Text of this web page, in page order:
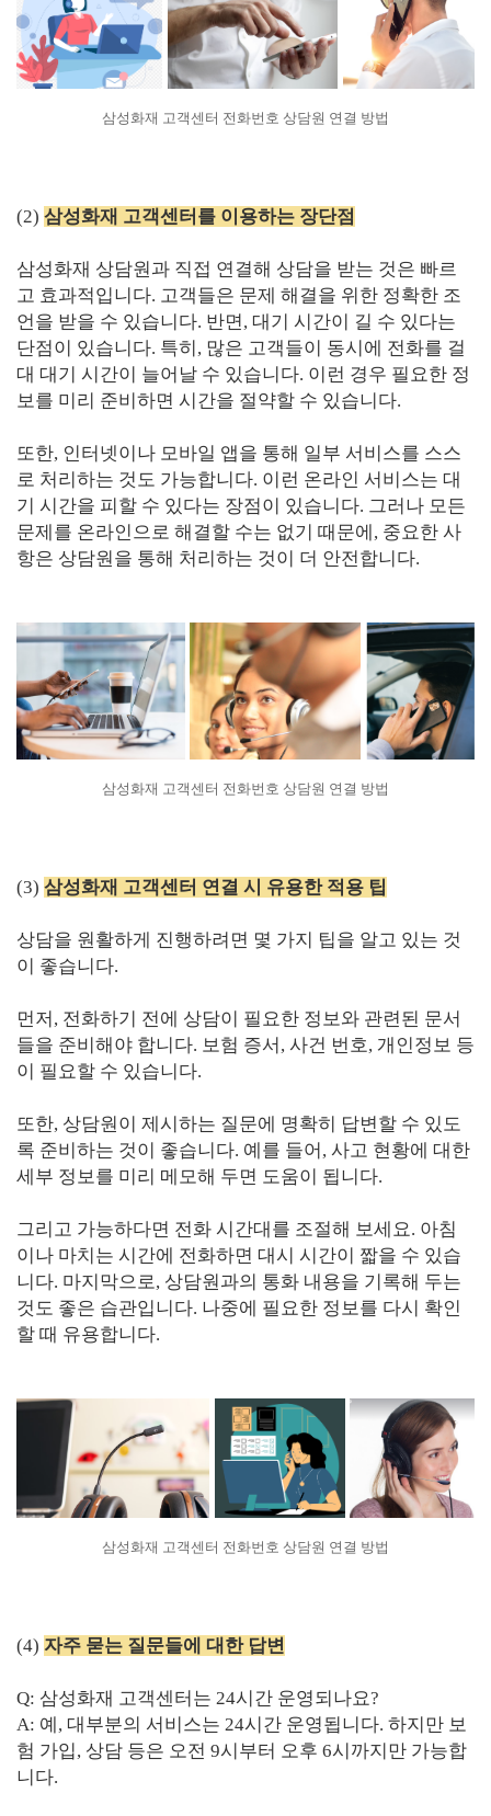
삼성화재 고객센터 전화번호 상담원 연결 방법
(2) 삼성화재 고객센터를 이용하는 장단점
삼성화재 상담원과 직접 연결해 상담을 받는 것은 빠르
고 효과적입니다. 고객들은 문제 해결을 위한 정확한 조
언을 받을 수 있습니다. 반면, 대기 시간이 길 수 있다는
단점이 있습니다. 특히, 많은 고객들이 동시에 전화를 걸
대 대기 시간이 늘어날 수 있습니다. 이런 경우 필요한 정
보를 미리 준비하면 시간을 절약할 수 있습니다.
또한, 인터넷이나 모바일 앱을 통해 일부 서비스를 스스
로 처리하는 것도 가능합니다. 이런 온라인 서비스는 대
기 시간을 피할 수 있다는 장점이 있습니다. 그러나 모든
문제를 온라인으로 해결할 수는 없기 때문에, 중요한 사
항은 상담원을 통해 처리하는 것이 더 안전합니다.
삼성화재 고객센터 전화번호 상담원 연결 방법
(3) 삼성화재 고객센터 연결 시 유용한 적용 팁
상담을 원활하게 진행하려면 몇 가지 팁을 알고 있는 것
이 좋습니다.
먼저, 전화하기 전에 상담이 필요한 정보와 관련된 문서
들을 준비해야 합니다. 보험 증서, 사건 번호, 개인정보 등
이 필요할 수 있습니다.
또한, 상담원이 제시하는 질문에 명확히 답변할 수 있도
록 준비하는 것이 좋습니다. 예를 들어, 사고 현황에 대한
세부 정보를 미리 메모해 두면 도움이 됩니다.
그리고 가능하다면 전화 시간대를 조절해 보세요. 아침
이나 마치는 시간에 전화하면 대시 시간이 짧을 수 있습
니다. 마지막으로, 상담원과의 통화 내용을 기록해 두는
것도 좋은 습관입니다. 나중에 필요한 정보를 다시 확인
할 때 유용합니다.
삼성화재 고객센터 전화번호 상담원 연결 방법
(4) 자주 묻는 질문들에 대한 답변
Q: 삼성화재 고객센터는 24시간 운영되나요?
A: 예, 대부분의 서비스는 24시간 운영됩니다. 하지만 보
험 가입, 상담 등은 오전 9시부터 오후 6시까지만 가능합
니다.